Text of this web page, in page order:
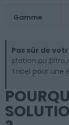
Gamme
Pas sûr de
station ou
Tricel pour une